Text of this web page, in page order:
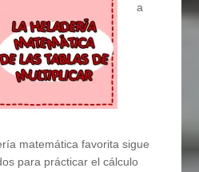
a
matemática favorita sigue
para prácticar el cálculo